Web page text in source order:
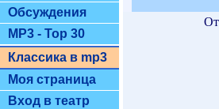
Обсуждения
MP3 - Top 30
Классика в mp3
Моя страница
Вход в театр